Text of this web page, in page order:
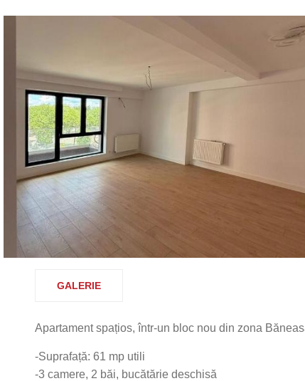
GALERIE
Apartament spațios, într-un bloc nou din zona
-Suprafață: 61 mp utili
-3 camere, 2 băi, bucătărie deschisă